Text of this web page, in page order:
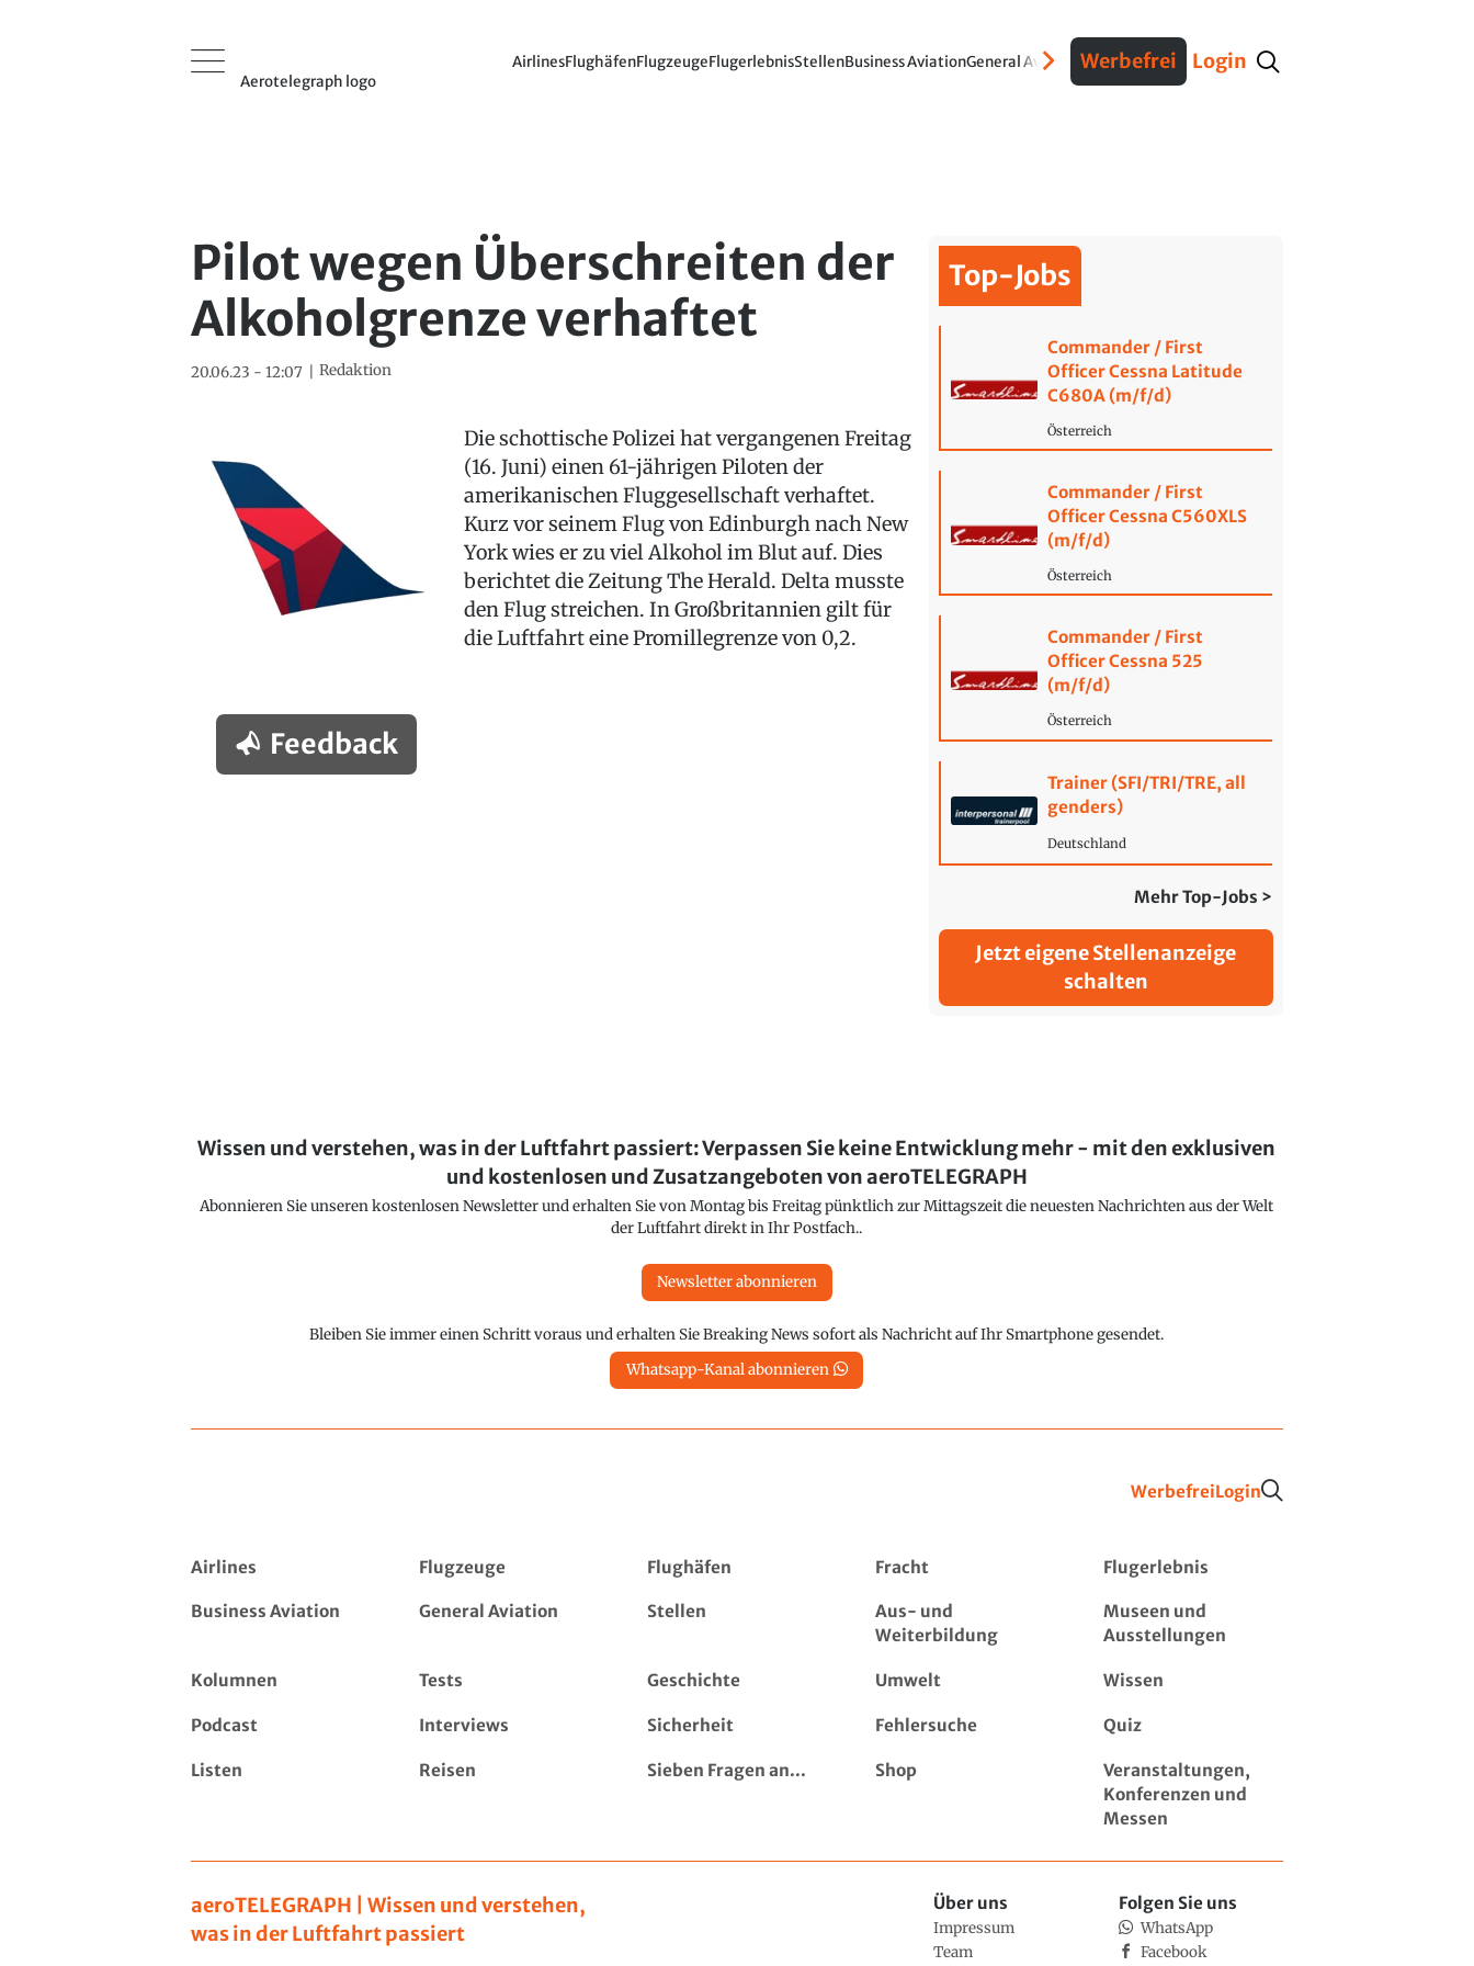
Aerotelegraph logo
AirlinesFlughäfenFlugzeugeFlugerlebnisStellenBusiness AviationGeneral AviationVerteidigungInterviews Fracht
Werbefrei Login
Pilot wegen Überschreiten der
Alkoholgrenze verhaftet
20.06.23 - 12:07 Redaktion
Die schottische Polizei hat vergangenen Freitag
(16. Juni) einen 61-jährigen Piloten der
amerikanischen Fluggesellschaft verhaftet.
Kurz vor seinem Flug von Edinburgh nach New
York wies er zu viel Alkohol im Blut auf. Dies
berichtet die Zeitung The Herald. Delta musste
den Flug streichen. In Großbritannien gilt für
die Luftfahrt eine Promillegrenze von 0,2.
Feedback
Top-Jobs
Commander / First
Officer Cessna Latitude
C680A (m/f/d)
Österreich
Commander / First
Officer Cessna C560XLS
(m/f/d)
Österreich
Commander / First
Officer Cessna 525
(m/f/d)
Österreich
Trainer (SFI/TRI/TRE, all
genders)
Deutschland
Mehr Top-Jobs >
Jetzt eigene Stellenanzeige
schalten
Wissen und verstehen, was in der Luftfahrt passiert: Verpassen Sie keine Entwicklung mehr - mit den exklusiven
und kostenlosen und Zusatzangeboten von aeroTELEGRAPH
Abonnieren Sie unseren kostenlosen Newsletter und erhalten Sie von Montag bis Freitag pünktlich zur Mittagszeit die neuesten Nachrichten aus der Welt
der Luftfahrt direkt in Ihr Postfach..
Newsletter abonnieren
Bleiben Sie immer einen Schritt voraus und erhalten Sie Breaking News sofort als Nachricht auf Ihr Smartphone gesendet.
Whatsapp-Kanal abonnieren
WerbefreiLogin
Airlines Flugzeuge Flughäfen Fracht Flugerlebnis
Business Aviation General Aviation Stellen
Aus- und
Weiterbildung
Museen und
Ausstellungen
Kolumnen Tests Geschichte Umwelt Wissen
Podcast Interviews Sicherheit Fehlersuche Quiz
Listen Reisen Sieben Fragen an... Shop
Veranstaltungen,
Konferenzen und
Messen
aeroTELEGRAPH | Wissen und verstehen,
was in der Luftfahrt passiert
Über uns
Impressum
Team
Folgen Sie uns
WhatsApp
Facebook